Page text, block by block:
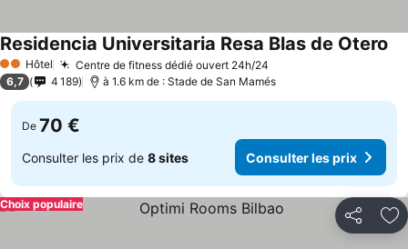
2 Étoiles
Hôtel Centre de fitness dédié ouvert 24h/24
Residencia Universitaria Resa Blas de Otero
6,7 4 189 à 1.6 km de : Stade de San Mamés
De 70 €
Consulter les prix de 8 sites Consulter les prix
Partager
Choix populaire